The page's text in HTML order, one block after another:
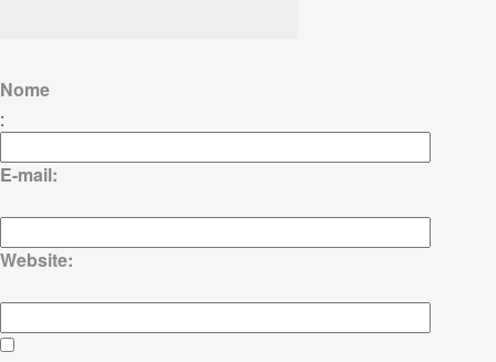
Nome
:
E-mail:
Website: